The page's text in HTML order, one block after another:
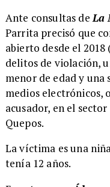
Ante consultas deLa
Parrita precisó que
abierto desde el 2018
delitos de violación,
menor de edad y una
medios electrónicos,
acusador, en el
Quepos.
La víctima es una
tenía 12 años.